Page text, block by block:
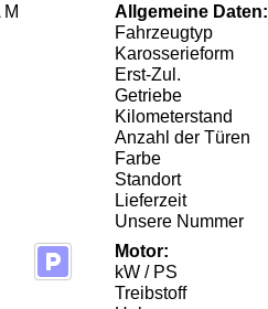
Allgemeine Daten:
Fahrzeugtyp
Karosserieform
Erst-Zul.
Getriebe
Kilometerstand
Anzahl der Türen
Farbe
Standort
Lieferzeit
Unsere Nummer
Motor:
kW / PS
Treibstoff